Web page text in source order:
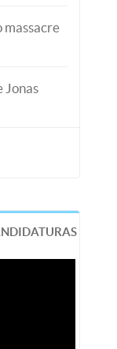
massacre
Jonas